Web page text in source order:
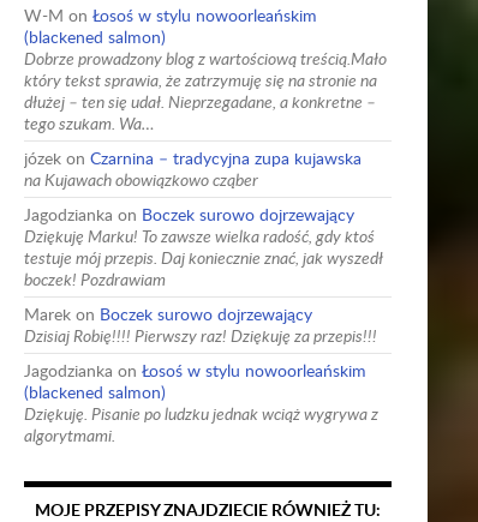
W-M on Łosoś w stylu nowoorleańskim
(blackened salmon)
Dobrze prowadzony blog z wartościową treścią.Mało
który tekst sprawia, że zatrzymuję się na stronie na
dłużej – ten się udał. Nieprzegadane, a konkretne –
tego szukam. Wa…
józek on Czarnina – tradycyjna zupa kujawska
na Kujawach obowiązkowo cząber
Jagodzianka on Boczek surowo dojrzewający
Dziękuję Marku! To zawsze wielka radość, gdy ktoś
testuje mój przepis. Daj koniecznie znać, jak wyszedł
boczek! Pozdrawiam
Marek on Boczek surowo dojrzewający
Dzisiaj Robię!!!! Pierwszy raz! Dziękuję za przepis!!!
Jagodzianka on Łosoś w stylu nowoorleańskim
(blackened salmon)
Dziękuję. Pisanie po ludzku jednak wciąż wygrywa z
algorytmami.
MOJE PRZEPISY ZNAJDZIECIE RÓWNIEŻ TU: